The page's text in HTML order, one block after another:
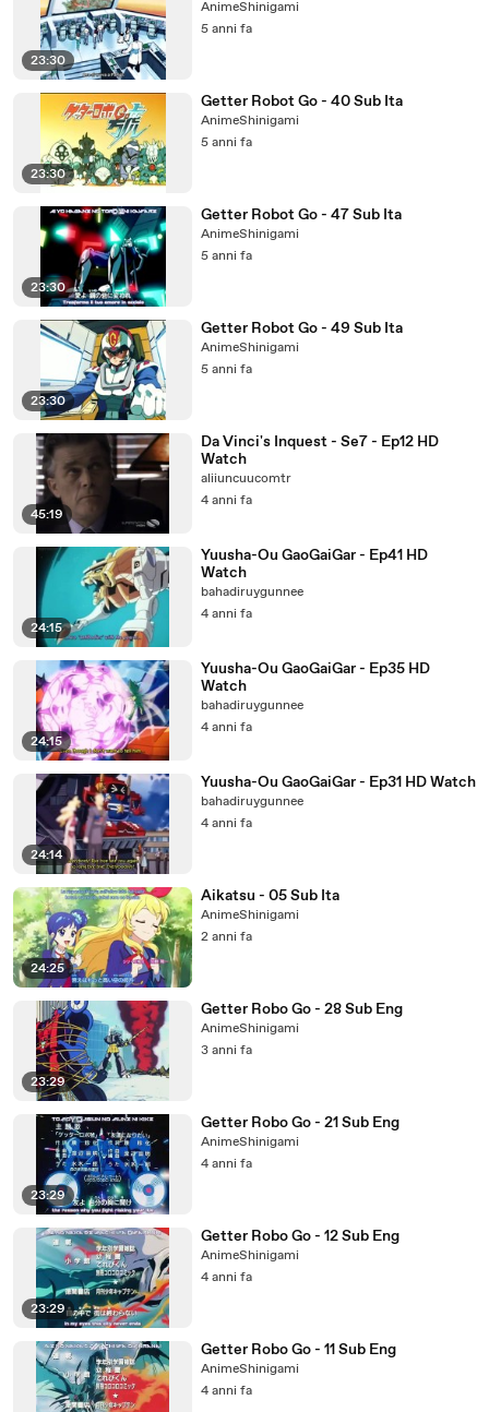
23:30
AnimeShinigami
5 anni fa
23:30
Getter Robot Go - 40 Sub Ita
AnimeShinigami
5 anni fa
23:30
Getter Robot Go - 47 Sub Ita
AnimeShinigami
5 anni fa
23:30
Getter Robot Go - 49 Sub Ita
AnimeShinigami
5 anni fa
45:19
Da Vinci's Inquest - Se7 - Ep12 HD
Watch
aliiuncuucomtr
4 anni fa
24:15
Yuusha-Ou GaoGaiGar - Ep41 HD
Watch
bahadiruygunnee
4 anni fa
24:15
Yuusha-Ou GaoGaiGar - Ep35 HD
Watch
bahadiruygunnee
4 anni fa
24:14
Yuusha-Ou GaoGaiGar - Ep31 HD Watch
bahadiruygunnee
4 anni fa
24:25
Aikatsu - 05 Sub Ita
AnimeShinigami
2 anni fa
23:29
Getter Robo Go - 28 Sub Eng
AnimeShinigami
3 anni fa
23:29
Getter Robo Go - 21 Sub Eng
AnimeShinigami
4 anni fa
23:29
Getter Robo Go - 12 Sub Eng
AnimeShinigami
4 anni fa
Getter Robo Go - 11 Sub Eng
AnimeShinigami
4 anni fa